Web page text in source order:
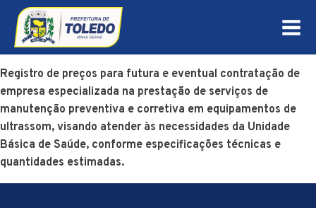
Registro de preços para futura e eventual contratação de
empresa especializada na prestação de serviços de
manutenção preventiva e corretiva em equipamentos de
ultrassom, visando atender às necessidades da Unidade
Básica de Saúde, conforme especificações técnicas e
quantidades estimadas.